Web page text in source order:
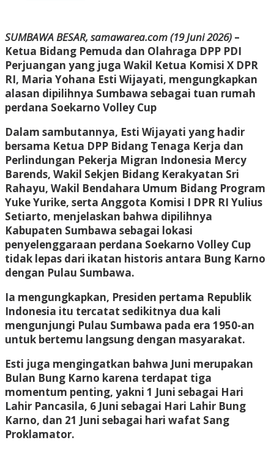
SUMBAWA BESAR, samawarea.com (19 Juni 2026) –
Ketua Bidang Pemuda dan Olahraga DPP PDI
Perjuangan yang juga Wakil Ketua Komisi X DPR
RI, Maria Yohana Esti Wijayati, mengungkapkan
alasan dipilihnya Sumbawa sebagai tuan rumah
perdana Soekarno Volley Cup
Dalam sambutannya, Esti Wijayati yang hadir
bersama Ketua DPP Bidang Tenaga Kerja dan
Perlindungan Pekerja Migran Indonesia Mercy
Barends, Wakil Sekjen Bidang Kerakyatan Sri
Rahayu, Wakil Bendahara Umum Bidang Program
Yuke Yurike, serta Anggota Komisi I DPR RI Yulius
Setiarto, menjelaskan bahwa dipilihnya
Kabupaten Sumbawa sebagai lokasi
penyelenggaraan perdana Soekarno Volley Cup
tidak lepas dari ikatan historis antara Bung Karno
dengan Pulau Sumbawa.
Ia mengungkapkan, Presiden pertama Republik
Indonesia itu tercatat sedikitnya dua kali
mengunjungi Pulau Sumbawa pada era 1950-an
untuk bertemu langsung dengan masyarakat.
Esti juga mengingatkan bahwa Juni merupakan
Bulan Bung Karno karena terdapat tiga
momentum penting, yakni 1 Juni sebagai Hari
Lahir Pancasila, 6 Juni sebagai Hari Lahir Bung
Karno, dan 21 Juni sebagai hari wafat Sang
Proklamator.